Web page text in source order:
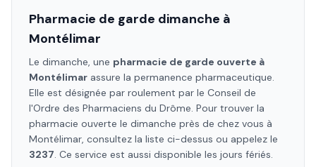
Pharmacie de garde dimanche à
Montélimar
Le dimanche, une pharmacie de garde ouverte à
Montélimar assure la permanence pharmaceutique.
Elle est désignée par roulement par le Conseil de
l'Ordre des Pharmaciens du Drôme. Pour trouver la
pharmacie ouverte le dimanche près de chez vous à
Montélimar, consultez la liste ci-dessus ou appelez le
3237. Ce service est aussi disponible les jours fériés.